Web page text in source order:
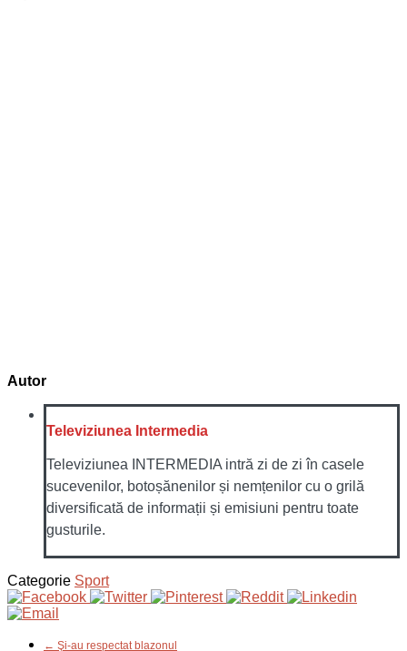
Autor
Televiziunea Intermedia
Televiziunea INTERMEDIA intră zi de zi în casele
sucevenilor, botoșănenilor și nemțenilor cu o grilă
diversificată de informații și emisiuni pentru toate
gusturile.
Categorie Sport
← Şi-au respectat blazonul